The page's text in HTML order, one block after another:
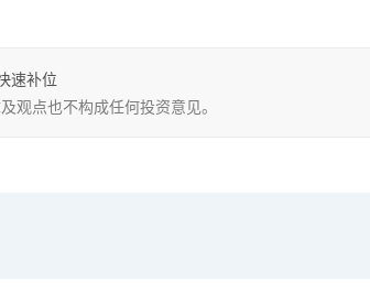
速补位
观点也不构成任何投资意见。